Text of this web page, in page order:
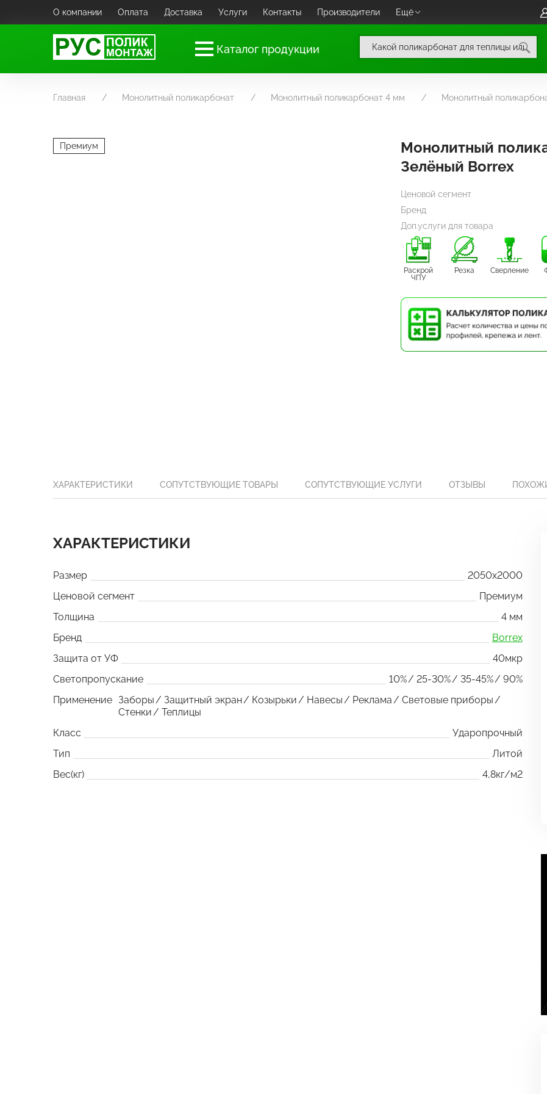
О компании Оплата Доставка Услуги Контакты Производители Ещё
Каталог продукции
Главная Монолитный поликарбонат Монолитный поликарбонат 4 мм Монолитный
Премиум
Монолитный
Зелёный Borrex
Ценовой сегмент
Бренд
Доп.услуги для товара
Раскрой
ЧПУ
Резка Сверление
ХАРАКТЕРИСТИКИ СОПУТСТВУЮЩИЕ ТОВАРЫ СОПУТСТВУЮЩИЕ УСЛУГИ ОТЗЫВЫ
ХАРАКТЕРИСТИКИ
Размер
2050x2000
Ценовой сегмент
Премиум
Толщина
4 мм
Бренд
Borrex
Защита от УФ
40мкр
Светопропускание
10% 25-30% 35-45%
90%
Применение Заборы Защитный экран Козырьки Навесы Реклама
Световые приборы
Стенки
Теплицы
Класс
Ударопрочный
Тип
Литой
Вес(кг)
4,8кг/м2